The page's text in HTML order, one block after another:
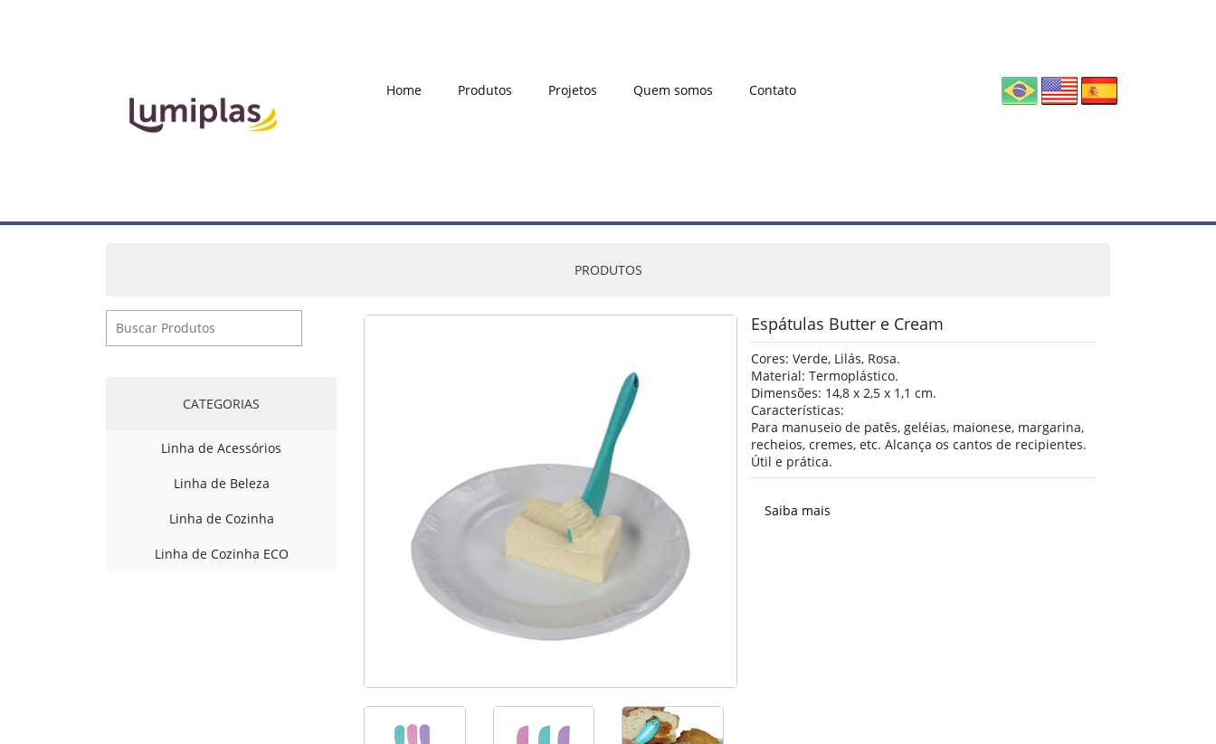
Home Produtos Projetos Quem somos Contato
PRODUTOS
CATEGORIAS
Linha de Acessórios
Linha de Beleza
Linha de Cozinha
Linha de Cozinha ECO
Espátulas Butter e Cream
Cores: Verde, Lilás, Rosa.
Material: Termoplástico.
Dimensões: 14,8 x 2,5 x 1,1 cm.
Características:
Para manuseio de patês, geléias, maionese, margarina,
recheios, cremes, etc. Alcança os cantos de recipientes.
Útil e prática.
Saiba mais